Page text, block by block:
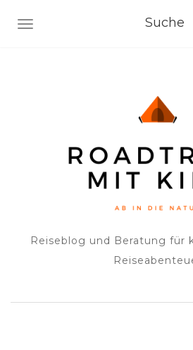
NAVIGATION EIN-/AUSSCHALTEN
Reiseblog und Beratung für